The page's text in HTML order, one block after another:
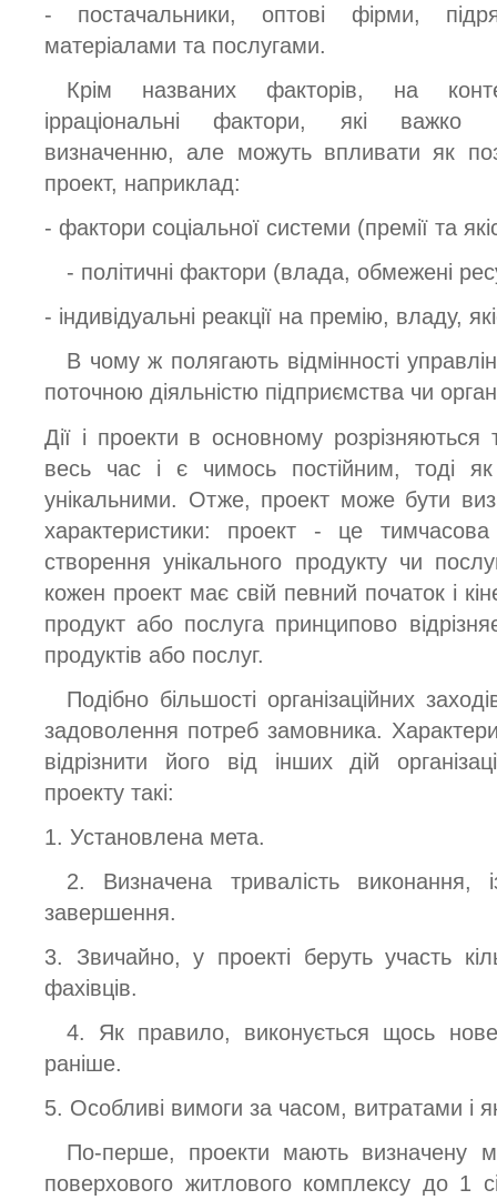
- постачальники, оптові фірми,
матеріалами та послугами.
Крім названих факторів, на
ірраціональні фактори, які важко
визначенню, але можуть впливати як
проект, наприклад:
- фактори соціальної системи (премії та
- політичні фактори (влада, обмежені
- індивідуальні реакції на премію, владу,
В чому ж полягають відмінності
поточною діяльністю підприємства чи
Дії і проекти в основному
весь час і є чимось постійним, тоді
унікальними. Отже, проект може бути
характеристики: проект - це
створення унікального продукту чи
кожен проект має свій певний початок і
продукт або послуга принципово
продуктів або послуг.
Подібно більшості організаційних
задоволення потреб замовника.
відрізнити його від інших дій
проекту такі:
1. Установлена мета.
2. Визначена тривалість виконання,
завершення.
3. Звичайно, у проекті беруть участь
фахівців.
4. Як правило, виконується щось
раніше.
5. Особливі вимоги за часом, витратами і
По-перше, проекти мають визначену
поверхового житлового комплексу до 1